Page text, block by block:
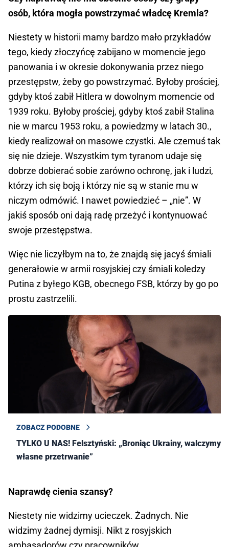
osób, która mogła powstrzymać władcę Kremla?
Niestety w historii mamy bardzo mało przykładów
tego, kiedy złoczyńcę zabijano w momencie jego
panowania i w okresie dokonywania przez niego
przestępstw, żeby go powstrzymać. Byłoby prościej,
gdyby ktoś zabił Hitlera w dowolnym momencie od
1939 roku. Byłoby prościej, gdyby ktoś zabił Stalina
nie w marcu 1953 roku, a powiedzmy w latach 30.,
kiedy realizował on masowe czystki. Ale czemuś tak
się nie dzieje. Wszystkim tym tyranom udaje się
dobrze dobierać sobie zarówno ochronę, jak i ludzi,
którzy ich się boją i którzy nie są w stanie mu w
niczym odmówić. I nawet powiedzieć – „nie”. W
jakiś sposób oni dają radę przeżyć i kontynuować
swoje przestępstwa.
Więc nie liczyłbym na to, że znajdą się jacyś śmiali
generałowie w armii rosyjskiej czy śmiali koledzy
Putina z byłego KGB, obecnego FSB, którzy by go po
prostu zastrzelili.
ZOBACZ PODOBNE
TYLKO U NAS! Felsztyński: „Broniąc Ukrainy, walczymy o
własne przetrwanie”
Naprawdę cienia szansy?
Niestety nie widzimy ucieczek. Żadnych. Nie
widzimy żadnej dymisji. Nikt z rosyjskich